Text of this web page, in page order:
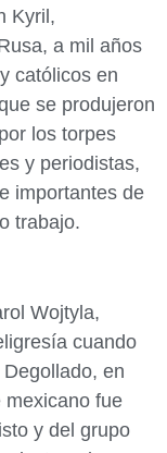
Kyril,
a mil años
católicos en
se produjeron
los torpes
y periodistas,
importantes de
trabajo.
Wojtyla,
cuando
en
mexicano fue
y del grupo